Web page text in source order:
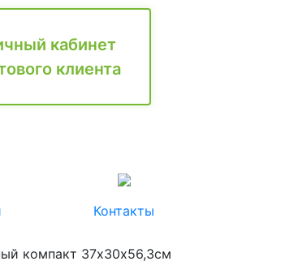
кабинет
клиента
Контакты
компакт 37х30х56,3см